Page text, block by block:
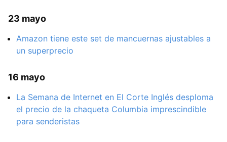
23 mayo
Amazon tiene este set de mancuernas ajustables a
un superprecio
16 mayo
La Semana de Internet en El Corte Inglés desploma
el precio de la chaqueta Columbia imprescindible
para senderistas